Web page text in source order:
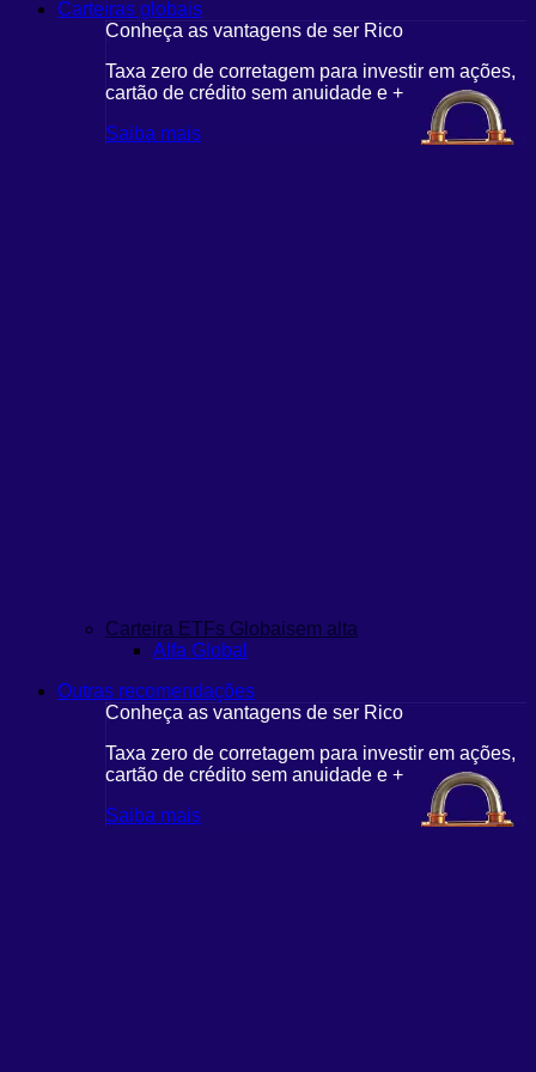
Carteiras globais
Conheça as vantagens de ser Rico
Taxa zero de corretagem para investir em ações,
cartão de crédito sem anuidade e +
Saiba mais
Carteira ETFs Globaisem alta
Alfa Global
Outras recomendações
Conheça as vantagens de ser Rico
Taxa zero de corretagem para investir em ações,
cartão de crédito sem anuidade e +
Saiba mais